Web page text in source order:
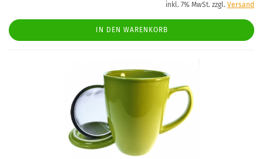
inkl. 7% MwSt. zzgl. Versand
IN DEN WARENKORB